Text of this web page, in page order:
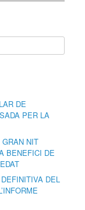
DE
PER LA
GRAN NIT
BENEFICI DE
DEL